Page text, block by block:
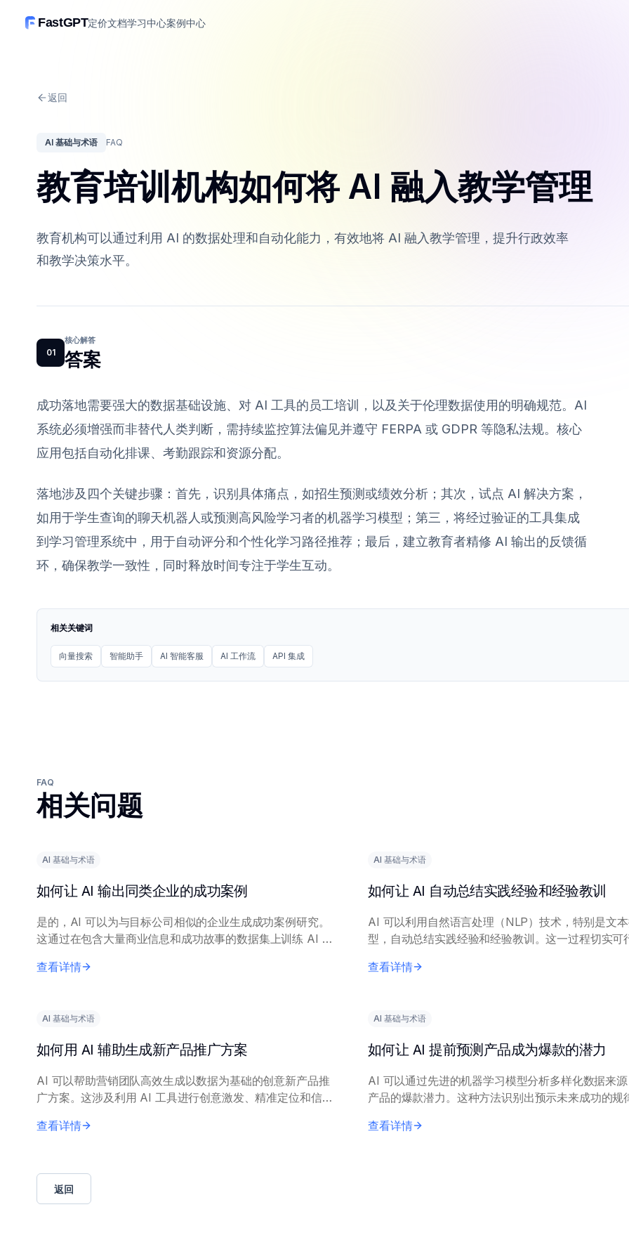
FastGPT定价文档学习中心案例中心
返回
AI 基础与术语 FAQ
教育培训机构如何将 AI 融入教学管理
教育机构可以通过利用 AI 的数据处理和自动化能力，有效地将 AI 融入教学管理，提升行政效率
和教学决策水平。
01
核心解答
答案
成功落地需要强大的数据基础设施、对 AI 工具的员工培训，以及关于伦理数据使用的明确规范。AI
系统必须增强而非替代人类判断，需持续监控算法偏见并遵守 FERPA 或 GDPR 等隐私法规。核心
应用包括自动化排课、考勤跟踪和资源分配。
落地涉及四个关键步骤：首先，识别具体痛点，如招生预测或绩效分析；其次，试点 AI 解决方案，
如用于学生查询的聊天机器人或预测高风险学习者的机器学习模型；第三，将经过验证的工具集成
到学习管理系统中，用于自动评分和个性化学习路径推荐；最后，建立教育者精修 AI 输出的反馈循
环，确保教学一致性，同时释放时间专注于学生互动。
相关关键词
向量搜索 智能助手 AI 智能客服 AI 工作流 API 集成
FAQ
相关问题
AI 基础与术语
如何让 AI 输出同类企业的成功案例
是的，AI 可以为与目标公司相似的企业生成成功案例研究。
这通过在包含大量商业信息和成功故事的数据集上训练 AI 模
精确的查询内容，包括具体...
查看详情
AI 基础与术语
如何让 AI 自动总结实践经验和经验教训
AI 可以利用自然语言处理（NLP）技术，特别是文
型，自动总结实践经验和经验教训。这一过程切实可
整的输入文本。关键技术包括抽取式...
查看详情
AI 基础与术语
如何用 AI 辅助生成新产品推广方案
AI 可以帮助营销团队高效生成以数据为基础的创意新产品推
广方案。这涉及利用 AI 工具进行创意激发、精准定位和信息
模型，以生成相关洞察。营...
查看详情
AI 基础与术语
如何让 AI 提前预测产品成为爆款的潜力
AI 可以通过先进的机器学习模型分析多样化数据来源
产品的爆款潜力。这种方法识别出预示未来成功的规
趋势和消费者反馈。机器学习技术，...
查看详情
返回